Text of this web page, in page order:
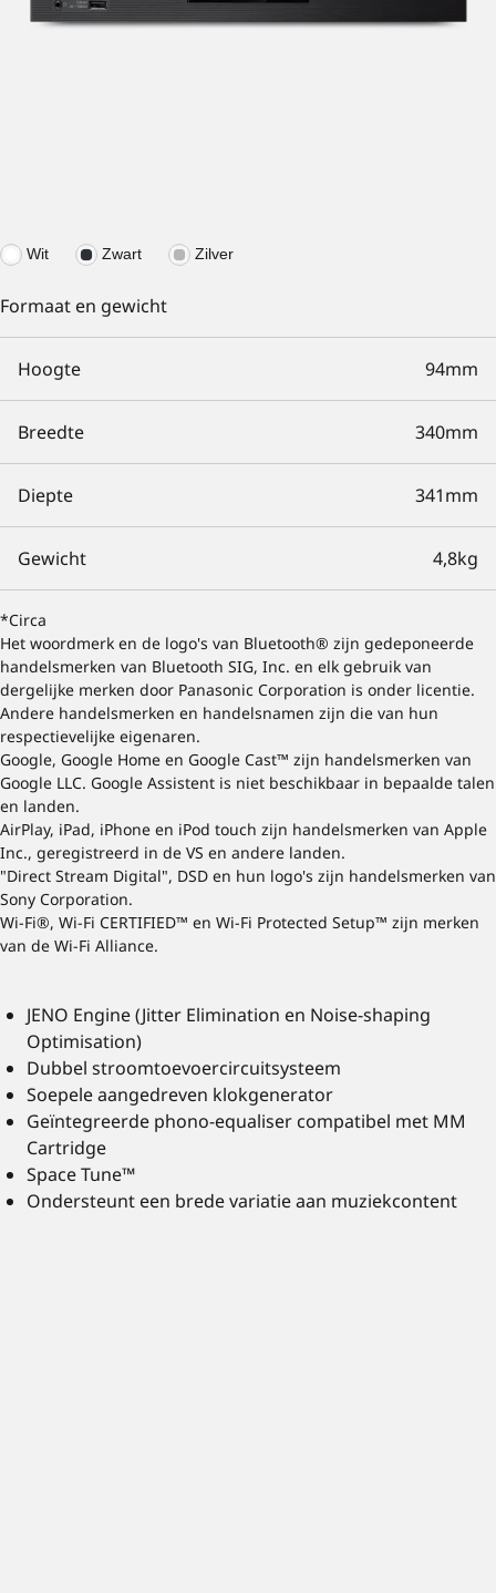
Wit Zwart Zilver
Formaat en gewicht
Hoogte 94mm
Breedte 340mm
Diepte 341mm
Gewicht 4,8kg
*Circa
Het woordmerk en de logo's van Bluetooth® zijn gedeponeerde
handelsmerken van Bluetooth SIG, Inc. en elk gebruik van
dergelijke merken door Panasonic Corporation is onder licentie.
Andere handelsmerken en handelsnamen zijn die van hun
respectievelijke eigenaren.
Google, Google Home en Google Cast™ zijn handelsmerken van
Google LLC. Google Assistent is niet beschikbaar in bepaalde talen
en landen.
AirPlay, iPad, iPhone en iPod touch zijn handelsmerken van Apple
Inc., geregistreerd in de VS en andere landen.
"Direct Stream Digital", DSD en hun logo's zijn handelsmerken van
Sony Corporation.
Wi-Fi®, Wi-Fi CERTIFIED™ en Wi-Fi Protected Setup™ zijn merken
van de Wi-Fi Alliance.
JENO Engine (Jitter Elimination en Noise-shaping
Optimisation)
Dubbel stroomtoevoercircuitsysteem
Soepele aangedreven klokgenerator
Geïntegreerde phono-equaliser compatibel met MM
Cartridge
Space Tune™
Ondersteunt een brede variatie aan muziekcontent